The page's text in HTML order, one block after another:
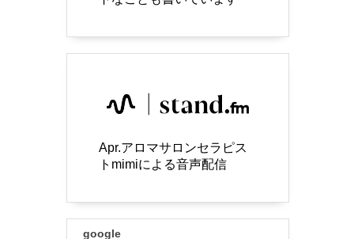
Apr.アロマサロンセラピス
トmimiによる音声配信
google